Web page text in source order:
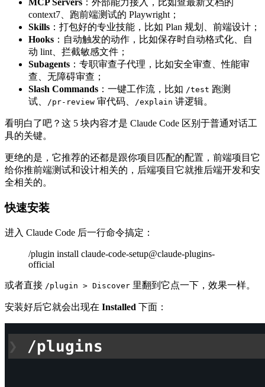
MCP Servers ：外部能力接入，比如查最新文档的
context7、跑前端测试的 Playwright；
Skills ：打包好的专业技能，比如 Plan 规划、前端设计；
Hooks ：自动触发的动作，比如保存时自动格式化、自
动 lint、拦截敏感文件；
Subagents ：专职审查子代理，比如安全审查、性能审
查、无障碍审查；
Slash Commands ：一键工作流，比如 /test 跑测
试、
/pr-review 审代码、 /explain 讲逻辑。
看明白了吧？这 5 块内容才是 Claude Code 区别于普通对话工
具的关键。
更绝的是，它推荐的还都是跟你项目匹配的配置，前端项目它
给你推前端测试和设计相关的，后端项目它就推后端开发和安
全相关的。
快速安装
进入 Claude Code 后一行命令搞定：
/plugin install claude-code-setup@claude-plugins-
official
或者直接 /plugin > Discover 里翻到它点一下，效果一样。
安装好后它就会出现在 Installed 下面：